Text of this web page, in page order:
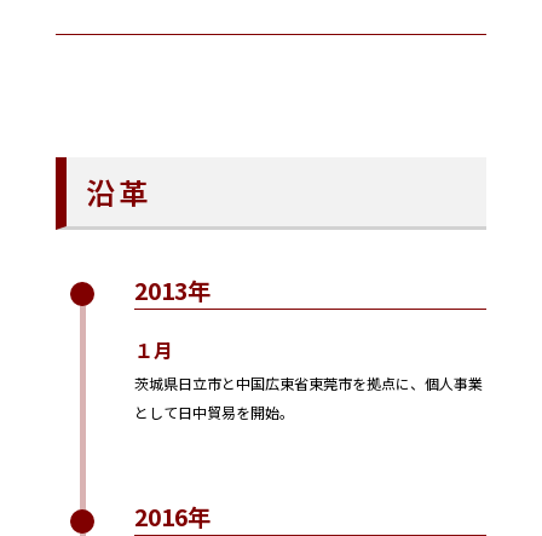
沿革
2013年
１月
茨城県日立市と中国広東省東莞市を拠点に、個人事業
として日中貿易を開始。
2016年